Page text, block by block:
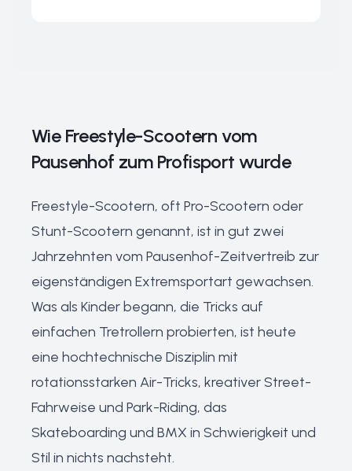
Wie Freestyle-Scootern vom
Pausenhof zum Profisport wurde
Freestyle-Scootern, oft Pro-Scootern oder
Stunt-Scootern genannt, ist in gut zwei
Jahrzehnten vom Pausenhof-Zeitvertreib zur
eigenständigen Extremsportart gewachsen.
Was als Kinder begann, die Tricks auf
einfachen Tretrollern probierten, ist heute
eine hochtechnische Disziplin mit
rotationsstarken Air-Tricks, kreativer Street-
Fahrweise und Park-Riding, das
Skateboarding und BMX in Schwierigkeit und
Stil in nichts nachsteht.